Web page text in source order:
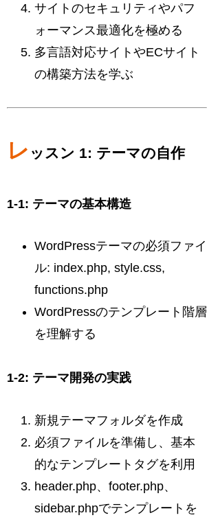
サイトのセキュリティやパフ
ォーマンス最適化を極める
多言語対応サイトやECサイト
の構築方法を学ぶ
レ ッスン 1: テーマの自作
1-1: テーマの基本構造
WordPressテーマの必須ファイ
ル: index.php, style.css,
functions.php
WordPressのテンプレート階層
を理解する
1-2: テーマ開発の実践
新規テーマフォルダを作成
必須ファイルを準備し、基本
的なテンプレートタグを利用
header.php、footer.php、
sidebar.phpでテンプレートを